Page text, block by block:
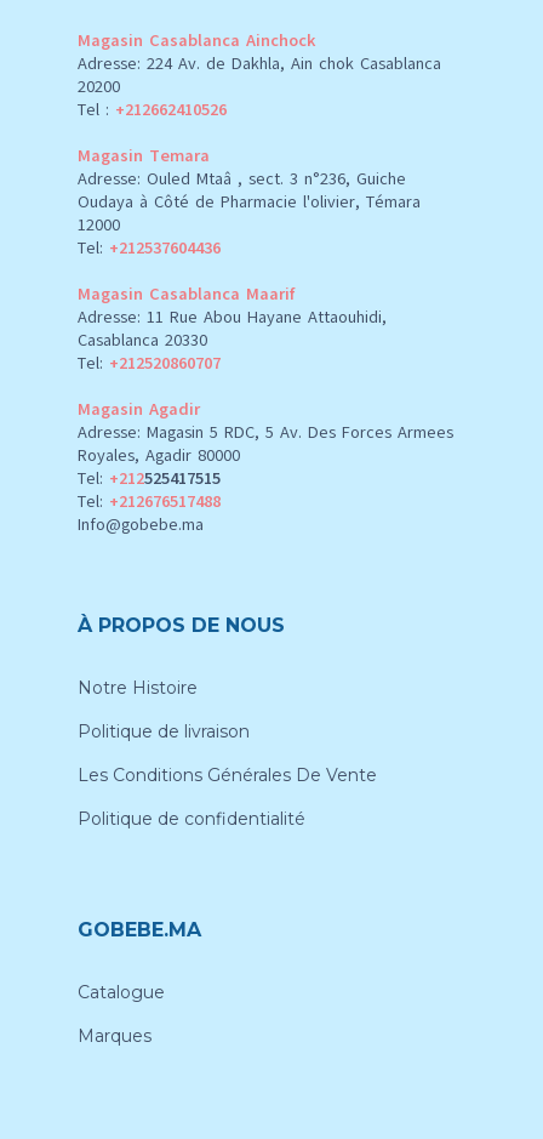
Magasin Casablanca Ainchock
Adresse: 224 Av. de Dakhla, Ain chok Casablanca
20200
Tel : +212662410526
Magasin Temara
Adresse: Ouled Mtaâ , sect. 3 n°236, Guiche
Oudaya à Côté de Pharmacie l'olivier, Témara
12000
Tel: +212537604436
Magasin Casablanca Maarif
Adresse: 11 Rue Abou Hayane Attaouhidi,
Casablanca 20330
Tel: +212520860707
Magasin Agadir
Adresse: Magasin 5 RDC, 5 Av. Des Forces Armees
Royales, Agadir 80000
Tel: +212525417515
Tel: +212676517488
Info@gobebe.ma
À PROPOS DE NOUS
Notre Histoire
Politique de livraison
Les Conditions Générales De Vente
Politique de confidentialité
GOBEBE.MA
Catalogue
Marques